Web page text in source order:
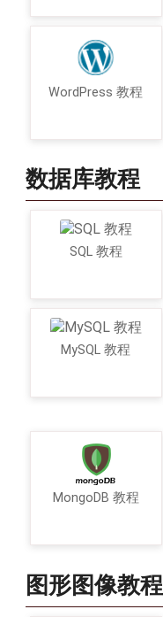
WordPress 教程
数据库教程
SQL 教程
MySQL 教程
MongoDB 教程
图形图像教程